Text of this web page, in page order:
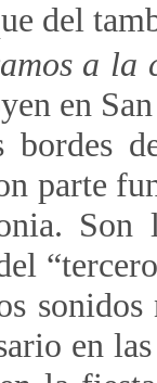
del
a la
en
bordes
parte
Son
en